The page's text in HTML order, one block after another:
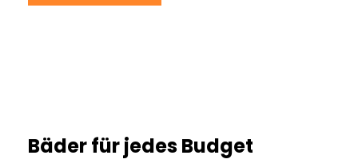
Bäder für jedes Budget